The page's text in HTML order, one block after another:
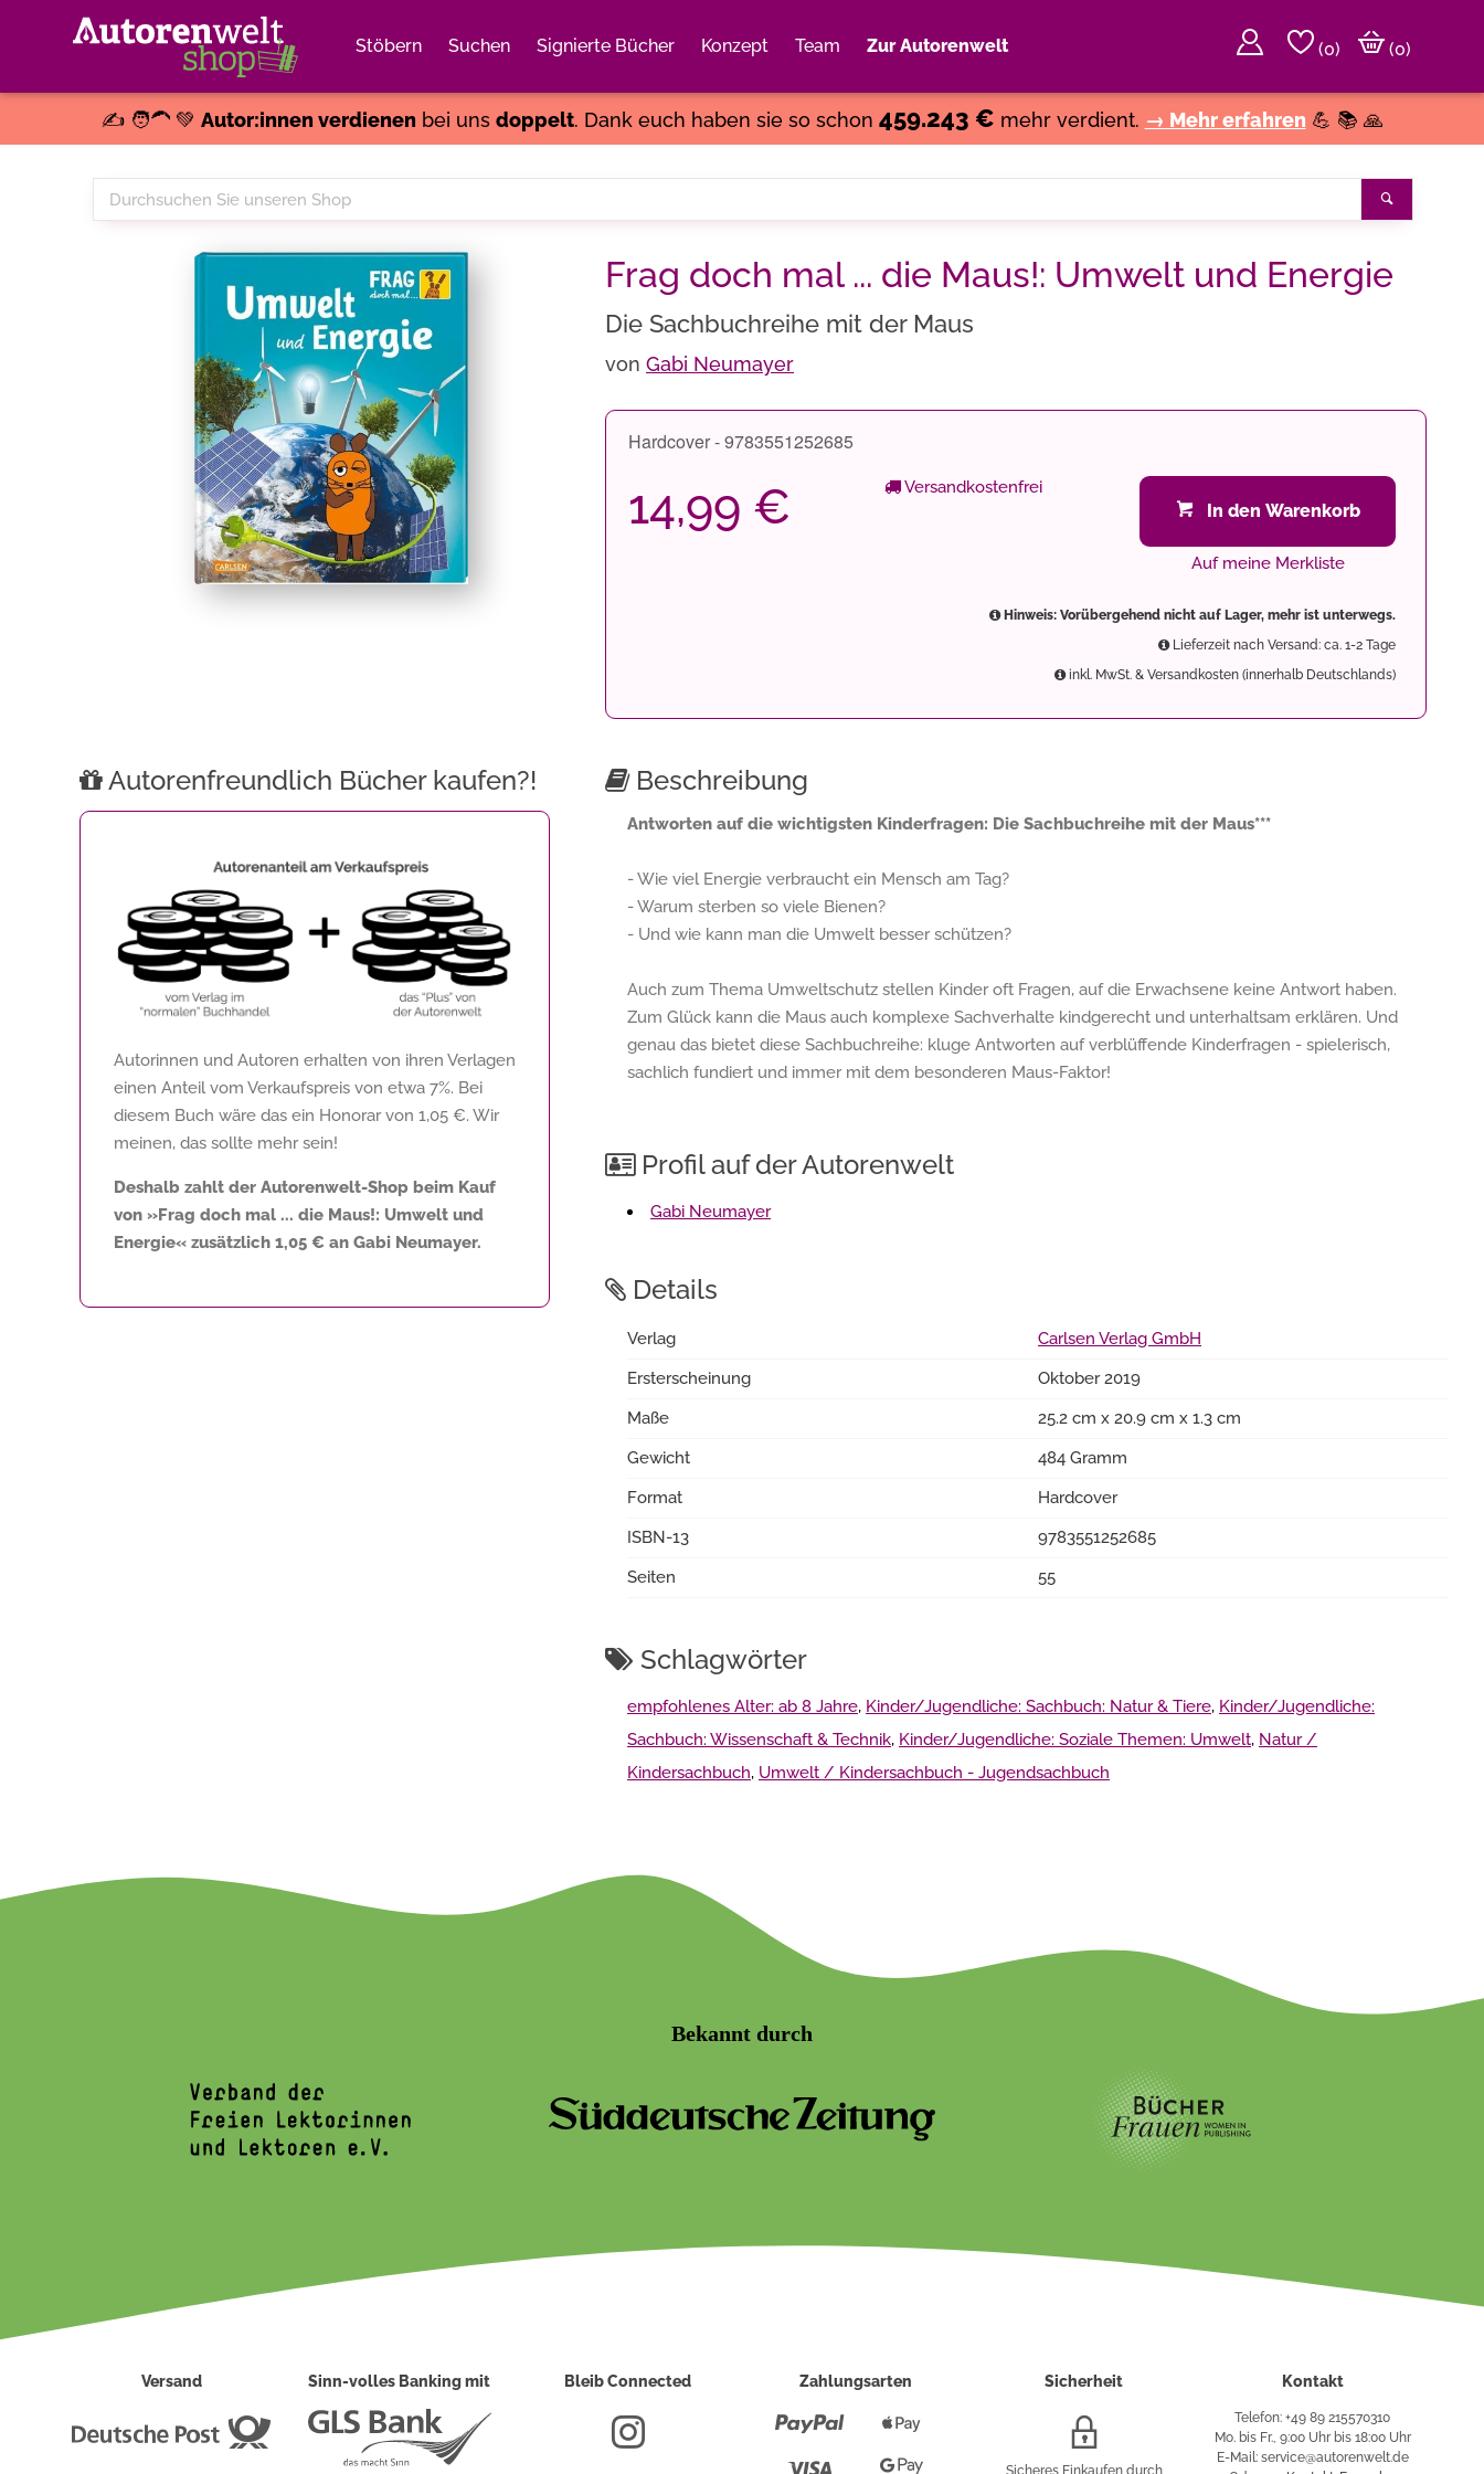
Stöbern Suchen Signierte Bücher Konzept Team Zur Autorenwelt (0)
(0)
✍️ 🧑‍🦱 💚 Autor:innen verdienenbei uns doppelt. Dank euch haben sie so schon 459.243 € mehr verdient. → Mehr erfahren 💪 📚 🙏
Durchsuchen
Sie
Frag doch mal ... die Maus!: Umwelt und Energie
Die Sachbuchreihe mit der Maus
von Gabi Neumayer
Hardcover - 9783551252685
14,99 € Versandkostenfrei
In den Warenkorb
Auf meine Merkliste
Hinweis: Vorübergehend nicht auf Lager, mehr ist unterwegs.
Lieferzeit nach Versand: ca. 1-2 Tage
inkl. MwSt. & Versandkosten (innerhalb Deutschlands)
Autorenfreundlich Bücher kaufen?!
Autorinnen und Autoren erhalten von ihren Verlagen
einen Anteil vom Verkaufspreis von etwa 7%. Bei
diesem Buch wäre das ein Honorar von 1,05 €. Wir
meinen, das sollte mehr sein!
Deshalb zahlt der Autorenwelt-Shop beim Kauf
von »Frag doch mal ... die Maus!: Umwelt und
Energie« zusätzlich 1,05 € an Gabi Neumayer.
Beschreibung
Antworten auf die wichtigsten Kinderfragen: Die Sachbuchreihe mit der Maus***
- Wie viel Energie verbraucht ein Mensch am Tag?
- Warum sterben so viele Bienen?
- Und wie kann man die Umwelt besser schützen?
Auch zum Thema Umweltschutz stellen Kinder oft Fragen, auf die Erwachsene keine Antwort haben.
Zum Glück kann die Maus auch komplexe Sachverhalte kindgerecht und unterhaltsam erklären. Und
genau das bietet diese Sachbuchreihe: kluge Antworten auf verblüffende Kinderfragen - spielerisch,
sachlich fundiert und immer mit dem besonderen Maus-Faktor!
Profil auf der Autorenwelt
Gabi Neumayer
Details
Verlag
Carlsen Verlag GmbH
Ersterscheinung
Oktober 2019
Maße
25.2 cm x 20.9 cm x 1.3 cm
Gewicht
484 Gramm
Format
Hardcover
ISBN-13
9783551252685
Seiten
55
Schlagwörter
empfohlenes Alter: ab 8 Jahre, Kinder/Jugendliche: Sachbuch: Natur & Tiere, Kinder/Jugendliche:
Sachbuch: Wissenschaft & Technik, Kinder/Jugendliche: Soziale Themen: Umwelt, Natur /
Kindersachbuch, Umwelt / Kindersachbuch - Jugendsachbuch
Bekannt durch
Versand
Deutsche
Sinn-volles Banking mit Bleib Connected Zahlungsarten
Paypal
Pay
Sicherheit
Verschlüsselung
Sicheres Einkaufen durch
Kontakt
Telefon: +49 89 215570310
Mo. bis Fr., 9:00 Uhr bis 18:00 Uhr
E-Mail: service@autorenwelt.de